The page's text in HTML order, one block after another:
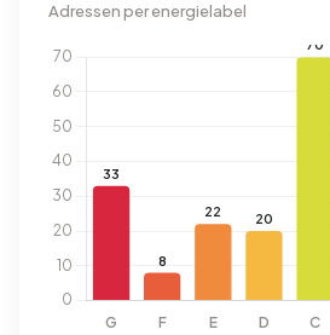
Adressen per energielabel